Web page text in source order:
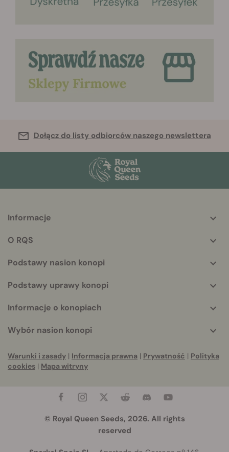
Dołącz do listy odbiorców naszego newslettera
info
Informacje
O RQS
Podstawy nasion konopi
Podstawy uprawy konopi
Informacje o konopiach
Wybór nasion konopi
Warunki i zasady | Informacja prawna | Prywatność | Polityka
cookies | Mapa witryny
© Royal Queen Seeds, 2026. All rights
reserved